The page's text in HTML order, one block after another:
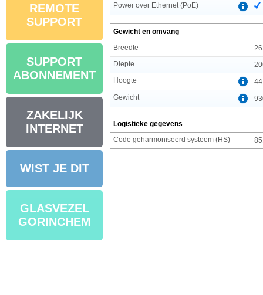
REMOTE
SUPPORT
SUPPORT
ABONNEMENT
ZAKELIJK
INTERNET
WIST JE DIT
GLASVEZEL
GORINCHEM
Power over Ethernet (PoE)
Gewicht en omvang
Breedte
Diepte
Hoogte
Gewicht
Logistieke gegevens
Code geharmoniseerd systeem (HS)